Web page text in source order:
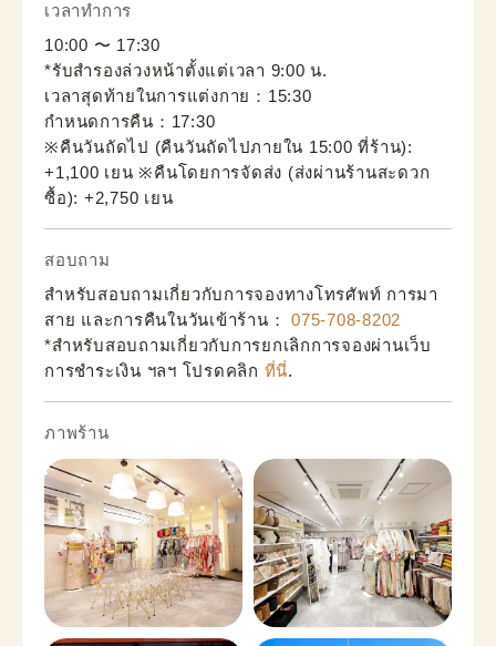
เวลาทำการ
10:00 〜 17:30
*รับสำรองล่วงหน้าตั้งแต่เวลา 9:00 น.
เวลาสุดท้ายในการแต่งกาย：15:30
กำหนดการคืน：17:30
※คืนวันถัดไป (คืนวันถัดไปภายใน 15:00 ที่ร้าน):
+1,100 เยน ※คืนโดยการจัดส่ง (ส่งผ่านร้านสะดวก
ซื้อ): +2,750 เยน
สอบถาม
สำหรับสอบถามเกี่ยวกับการจองทางโทรศัพท์ การมา
สาย และการคืนในวันเข้าร้าน： 075-708-8202
*สำหรับสอบถามเกี่ยวกับการยกเลิกการจองผ่านเว็บ
การชำระเงิน ฯลฯ โปรดคลิก ที่นี่.
ภาพร้าน